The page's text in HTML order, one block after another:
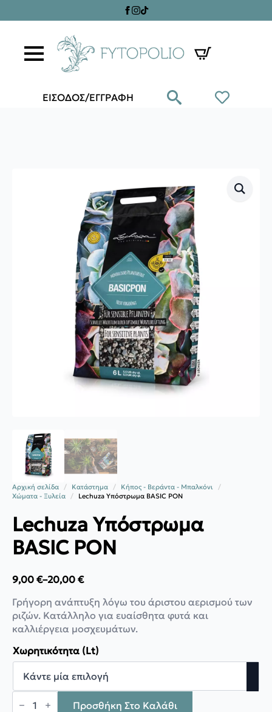
ΕΙΣΟΔΟΣ/ΕΓΓΡΑΦΗ
Αρχική σελίδα Κατάστημα
Κήπος - Βεράντα - Μπαλκόνι
Χώματα - Ξυλεία
Lechuza Υπόστρωμα BASIC PON
Lechuza Υπόστρωμα
BASIC PON
9,00 €–20,00 €
Price
range:
9,00 €
through
20,00 €
Γρήγορη ανάπτυξη λόγω του άριστου αερισμού των
ριζών. Κατάλληλο για ευαίσθητα φυτά και
καλλιέργεια μοσχευμάτων.
Χωρητικότητα (Lt)
Lechuza
Υπόστρωμα
Προσθήκη Στο Καλάθι